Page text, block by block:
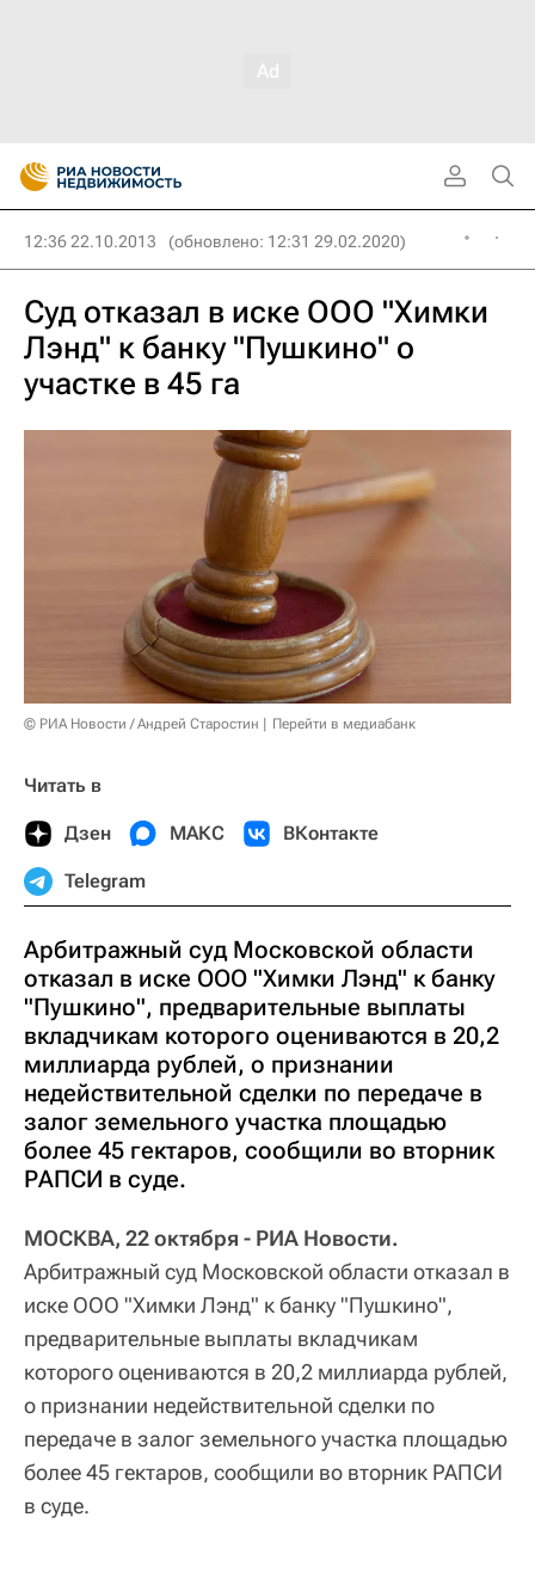
12:36 22.10.2013 (обновлено: 12:31 29.02.2020)
Суд отказал в иске ООО "Химки
Лэнд" к банку "Пушкино" о
участке в 45 га
© РИА Новости / Андрей Старостин Перейти в медиабанк
Читать в
Дзен МАКС ВКонтакте
Telegram
Арбитражный суд Московской области
отказал в иске ООО "Химки Лэнд" к банку
"Пушкино", предварительные выплаты
вкладчикам которого оцениваются в 20,2
миллиарда рублей, о признании
недействительной сделки по передаче в
залог земельного участка площадью
более 45 гектаров, сообщили во вторник
РАПСИ в суде.
МОСКВА, 22 октября - РИА Новости.
Арбитражный суд Московской области отказал в
иске ООО "Химки Лэнд" к банку "Пушкино",
предварительные выплаты вкладчикам
которого оцениваются в 20,2 миллиарда рублей,
о признании недействительной сделки по
передаче в залог земельного участка площадью
более 45 гектаров, сообщили во вторник РАПСИ
в суде.